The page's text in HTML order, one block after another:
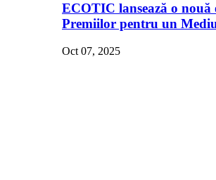
ECOTIC lansează o nouă
Premiilor pentru un
Oct 07, 2025